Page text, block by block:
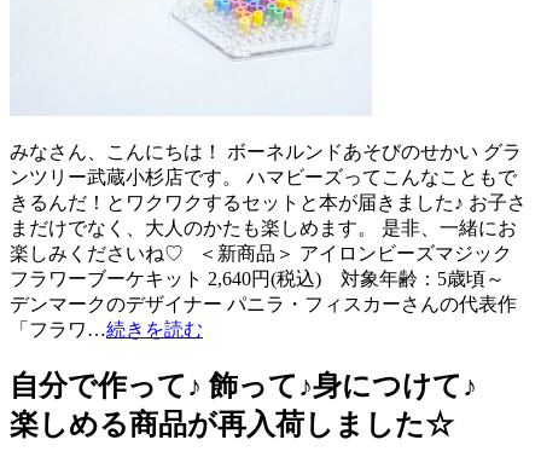
みなさん、こんにちは！ ボーネルンドあそびのせかい グラ
ンツリー武蔵小杉店です。 ハマビーズってこんなこともで
きるんだ！とワクワクするセットと本が届きました♪ お子さ
まだけでなく、大人のかたも楽しめます。 是非、一緒にお
楽しみくださいね♡ ＜新商品＞ アイロンビーズマジック
フラワーブーケキット 2,640円(税込) 対象年齢：5歳頃～
デンマークのデザイナー パニラ・フィスカーさんの代表作
「フラワ…続きを読む
自分で作って♪ 飾って♪身につけて♪
楽しめる商品が再入荷しました☆